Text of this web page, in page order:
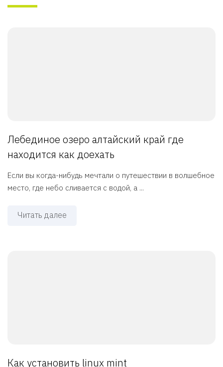
Лебединое озеро алтайский край где
находится как доехать
Если вы когда-нибудь мечтали о путешествии в волшебное
место, где небо сливается с водой, а ...
Читать далее
Как установить linux mint